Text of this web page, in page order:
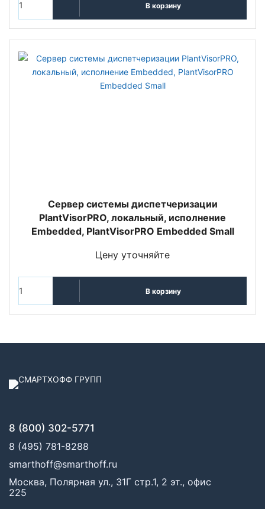
В корзину
Сервер системы диспетчеризации
PlantVisorPRO, локальный, исполнение
Embedded, PlantVisorPRO Embedded Small
Цену уточняйте
В корзину
8 (800) 302-5771
8 (495) 781-8288
smarthoff@smarthoff.ru
Москва, Полярная ул., 31Г стр.1, 2 эт., офис
225